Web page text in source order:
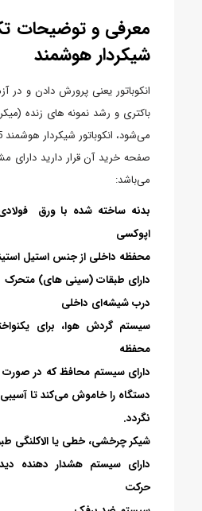
معرفی و توضیحات
شیکردار هوشمند
انکوباتور یعنی پرورش دادن و در
باکتری و رشد نمونه های زنده
صفحه خرید آن قرار دارید
می‌باشد:
بدنه ساخته شده با ورق
اپوکسی
محفظه داخلی از جنس استیل
دارای طبقات (سینی های) متحرک
درب شیشه‌ای داخلی
سیستم گردش هوا، برای
محفظه
دارای سیستم محافظ که در صورت
دستگاه را خاموش می‌کند تا
نگردد.
شیکر چرخشی، خطی یا الاکلنگی
دارای سیستم هشدار دهنده
حرکت